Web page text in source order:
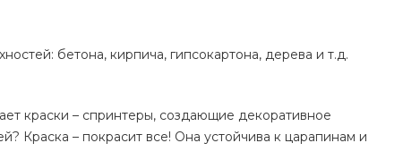
бетона, кирпича, гипсокартона, дерева и т.д.
краски – спринтеры, создающие декоративное
Краска – покрасит все! Она устойчива к царапинам и